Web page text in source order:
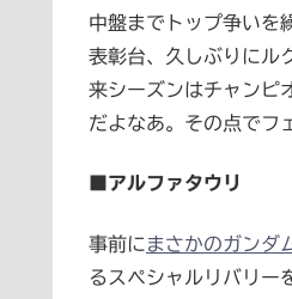
中盤までトップ争いを
表彰台、久しぶりにル
来シーズンはチャンピ
だよなあ。その点でフ
■アルファタウリ
事前に まさかのガンダ
るスペシャルリバリー